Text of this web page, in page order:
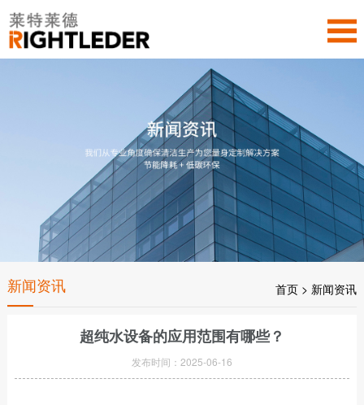
新闻资讯 首页 > 新闻资讯
超纯水设备的应用范围有哪些？
发布时间：2025-06-16